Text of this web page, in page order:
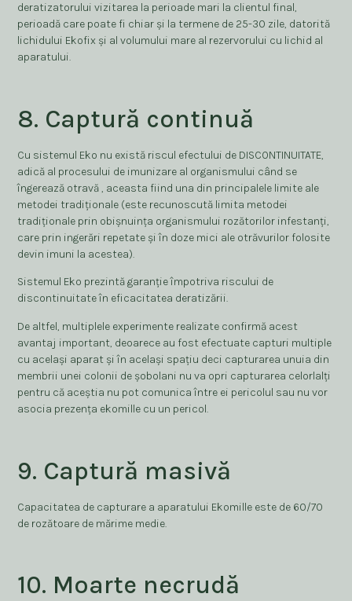
deratizatorului vizitarea la perioade mari la clientul final,
perioadă care poate fi chiar și la termene de 25-30 zile, datorită
lichidului Ekofix și al volumului mare al rezervorului cu lichid al
aparatului.
8. Captură continuă
Cu sistemul Eko nu există riscul efectului de DISCONTINUITATE,
adică al procesului de imunizare al organismului când se
îngerează otravă , aceasta fiind una din principalele limite ale
metodei tradiționale (este recunoscută limita metodei
tradiționale prin obișnuința organismului rozătorilor infestanți,
care prin ingerări repetate și în doze mici ale otrăvurilor folosite
devin imuni la acestea).
Sistemul Eko prezintă garanție împotriva riscului de
discontinuitate în eficacitatea deratizării.
De altfel, multiplele experimente realizate confirmă acest
avantaj important, deoarece au fost efectuate capturi multiple
cu același aparat și în același spațiu deci capturarea unuia din
membrii unei colonii de șobolani nu va opri capturarea celorlalți
pentru că aceștia nu pot comunica între ei pericolul sau nu vor
asocia prezența ekomille cu un pericol.
9. Captură masivă
Capacitatea de capturare a aparatului Ekomille este de 60/70
de rozătoare de mărime medie.
10. Moarte necrudă